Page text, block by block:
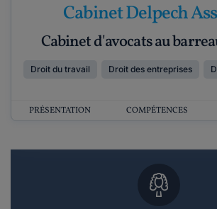
Cabinet Delpech
Cabinet d'avocats au
Droit du travail Droit des entreprises
PRÉSENTATION COMPÉTENCES